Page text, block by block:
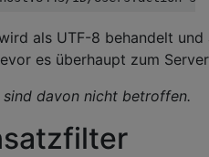
als UTF-8 behandelt
es überhaupt zum
sind davon nicht betroffen.